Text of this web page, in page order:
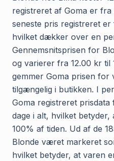
registreret af Goma er
seneste pris registreret
hvilket dækker over en
Gennemsnitsprisen for
og varierer fra 12.00 kr til
gemmer Goma prisen for
tilgængelig i butikken. I
Goma registreret prisdata
dage i alt, hvilket
100% af tiden. Ud af de
Blonde været markeret
hvilket betyder, at varen